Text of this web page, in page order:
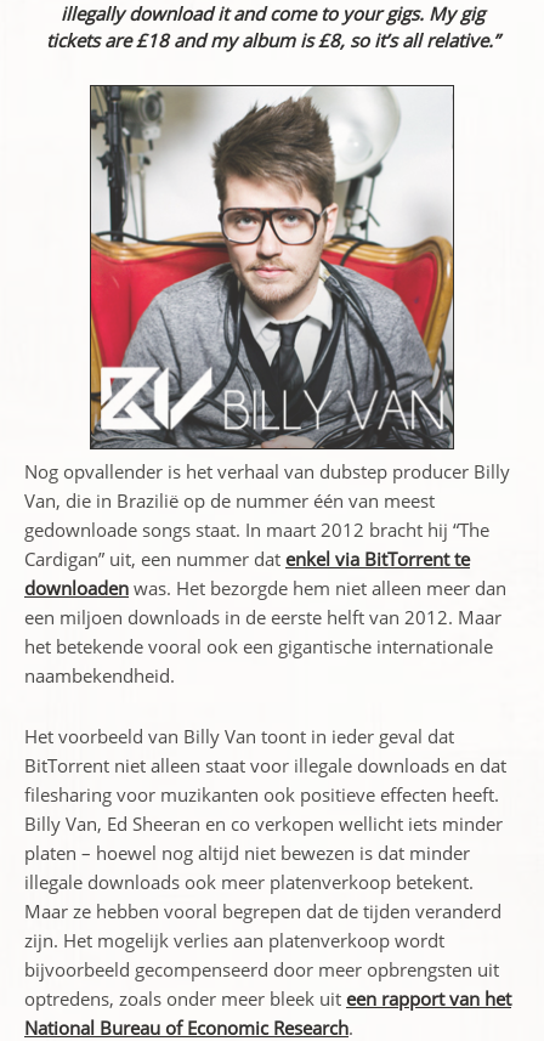
illegally download it and come to your gigs. My gig
tickets are £18 and my album is £8, so it’s all relative.”
Nog opvallender is het verhaal van dubstep producer Billy
Van, die in Brazilië op de nummer één van meest
gedownloade songs staat. In maart 2012 bracht hij “The
Cardigan” uit, een nummer dat enkel via BitTorrent te
downloaden was. Het bezorgde hem niet alleen meer dan
een miljoen downloads in de eerste helft van 2012. Maar
het betekende vooral ook een gigantische internationale
naambekendheid.
Het voorbeeld van Billy Van toont in ieder geval dat
BitTorrent niet alleen staat voor illegale downloads en dat
filesharing voor muzikanten ook positieve effecten heeft.
Billy Van, Ed Sheeran en co verkopen wellicht iets minder
platen – hoewel nog altijd niet bewezen is dat minder
illegale downloads ook meer platenverkoop betekent.
Maar ze hebben vooral begrepen dat de tijden veranderd
zijn. Het mogelijk verlies aan platenverkoop wordt
bijvoorbeeld gecompenseerd door meer opbrengsten uit
optredens, zoals onder meer bleek uit een rapport van het
National Bureau of Economic Research.